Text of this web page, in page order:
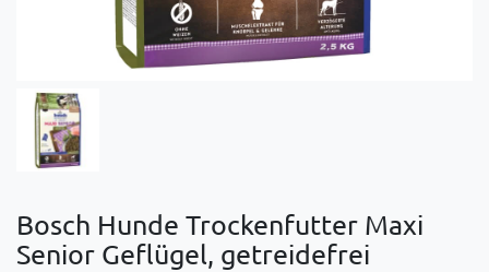
Bosch Hunde Trockenfutter Maxi
Senior Geflügel, getreidefrei